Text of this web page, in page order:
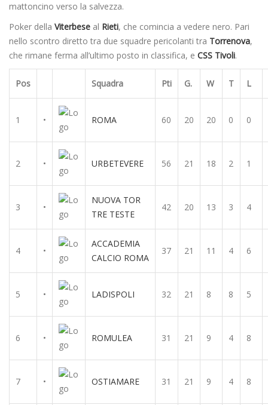
mattoncino verso la salvezza.
Poker della Viterbese al Rieti, che comincia a vedere nero. Pari
nello scontro diretto tra due squadre pericolanti tra Torrenova,
che rimane ferma all’ultimo posto in classifica, e CSS Tivoli.
Pos Squadra Pti G. W T L
1 • ROMA 60 20 20 0 0
2 • URBETEVERE 56 21 18 2 1
3 •
NUOVA TOR
TRE TESTE
42 20 13 3 4
4 •
ACCADEMIA
CALCIO ROMA
37 21 11 4 6
5 • LADISPOLI 32 21 8 8 5
6 • ROMULEA 31 21 9 4 8
7 • OSTIAMARE 31 21 9 4 8